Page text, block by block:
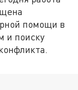
помощи в
и поиску